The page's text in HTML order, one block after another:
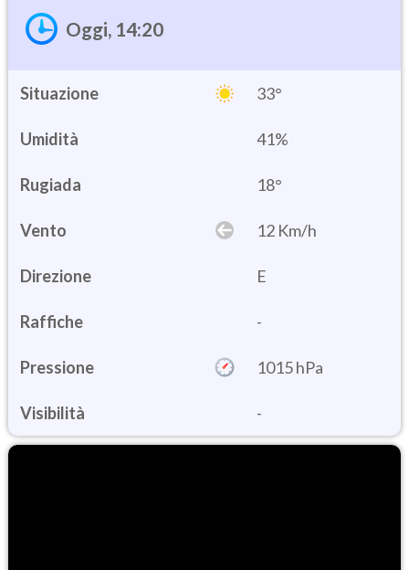
Oggi, 14:20
Situazione 33°
Umidità 41%
18°
Vento 12 Km/h
Direzione E
Raffiche -
Pressione 1015 hPa
Visibilità -